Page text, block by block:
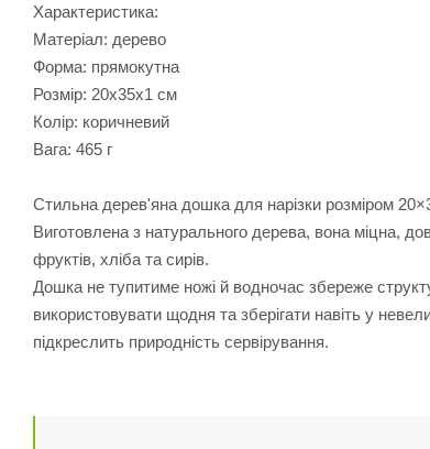
Характеристика:
Матеріал: дерево
Форма: прямокутна
Розмір: 20х35х1 см
Колір: коричневий
Вага: 465 г
Стильна дерев'яна дошка для нарізки розміром
Виготовлена з натурального дерева, вона міцна,
фруктів, хліба та сирів.
Дошка не тупитиме ножі й водночас збереже
використовувати щодня та зберігати навіть у
підкреслить природність сервірування.